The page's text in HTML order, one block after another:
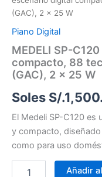
(GAC), 2 x 25 W
Piano Digital
MEDELI SP-
compacto, 88
(GAC), 2 x 25 W
Soles S/.
El Medeli SP-C120 es
y compacto,
como para uso
Añadir